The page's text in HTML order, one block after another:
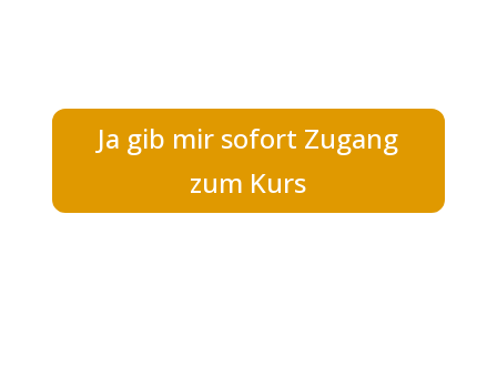
Ja gib mir sofort Zugang
zum Kurs